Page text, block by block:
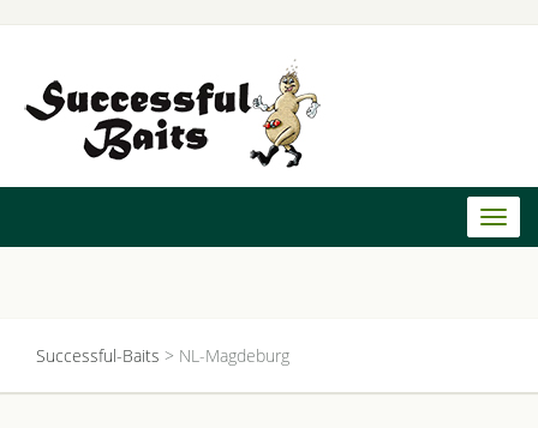
Successful-Baits > NL-Magdeburg